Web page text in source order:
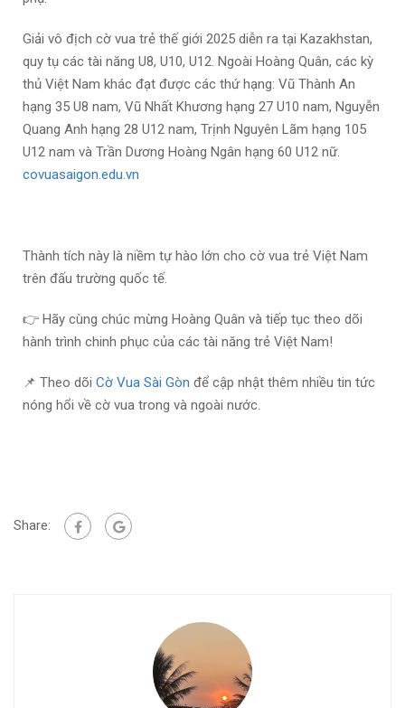
Giải vô địch cờ vua trẻ thế giới 2025 diễn ra tại Kazakhstan,
quy tụ các tài năng U8, U10, U12. Ngoài Hoàng Quân, các kỳ
thủ Việt Nam khác đạt được các thứ hạng: Vũ Thành An
hạng 35 U8 nam, Vũ Nhất Khương hạng 27 U10 nam, Nguyễn
Quang Anh hạng 28 U12 nam, Trịnh Nguyên Lãm hạng 105
U12 nam và Trần Dương Hoàng Ngân hạng 60 U12 nữ.
covuasaigon.edu.vn
Thành tích này là niềm tự hào lớn cho cờ vua trẻ Việt Nam
trên đấu trường quốc tế.
👉 Hãy cùng chúc mừng Hoàng Quân và tiếp tục theo dõi
hành trình chinh phục của các tài năng trẻ Việt Nam!
📌 Theo dõi Cờ Vua Sài Gòn để cập nhật thêm nhiều tin tức
nóng hổi về cờ vua trong và ngoài nước.
Share: